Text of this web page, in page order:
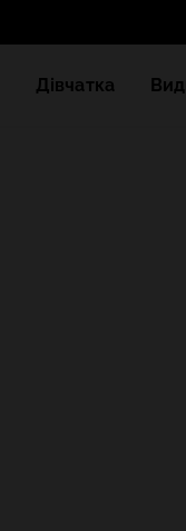
Дівчатка